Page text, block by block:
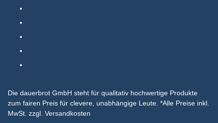
Die dauerbrot GmbH steht für qualitativ hochwertige Produkte
zum fairen Preis für clevere, unabhängige Leute. *Alle Preise inkl.
MwSt. zzgl. Versandkosten